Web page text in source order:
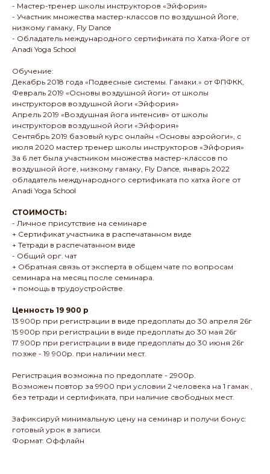
- Мастер-тренер школы инструкторов «Эйфория»
- Участник множества мастер-классов по воздушной Йоге,
низкому гамаку, Fly Dance
- Обладатель международного сертификата по Хатха-Йоге от
Anadi Yoga School
Обучение:
Декабрь 2018 года «Подвесные системы. Гамаки.» от ФПФКК,
Февраль 2019 «Основы воздушной йоги» от школы
инструкторов воздушной йоги «Эйфория»
Апрель 2019 «Воздушная йога интенсив» от школы
инструкторов воздушной йоги «Эйфория»
Сентябрь 2019 базовый курс онлайн «Основы аэройоги», с
июля 2020 мастер тренер школы инструкторов «Эйфория»
За 6 лет была участником множества мастер-классов по
воздушной йоге, низкому гамаку, Fly Dance, январь 2022
обладатель международного сертификата по хатха йоге от
Anadi Yoga School
СТОИМОСТЬ:
- Личное присутствие на семинаре
+ Сертификат участника в распечатанном виде
+ Тетради в распечатанном виде
- Общий орг. чат
+ Обратная связь от эксперта в общем чате по вопросам
семинара на месяц после семинара.
+ помощь в трудоустройстве.
Ценность 19 900 р
13 900р при регистрации в виде предоплаты до 30 апреля 26г
15 900р при регистрации в виде предоплаты до 30 мая 26г
17 900р при регистрации в виде предоплаты до 30 июня 26г
позже - 19 900р. при наличии мест.
Регистрация возможна по предоплате - 2900р.
Возможен повтор за 9900 при условии 2 человека на 1 гамак ,
без тетради и сертификата, при наличие свободных мест.
Зафиксируй минимальную цену на семинар и получи бонус:
готовый урок в записи.
Формат: Оффлайн